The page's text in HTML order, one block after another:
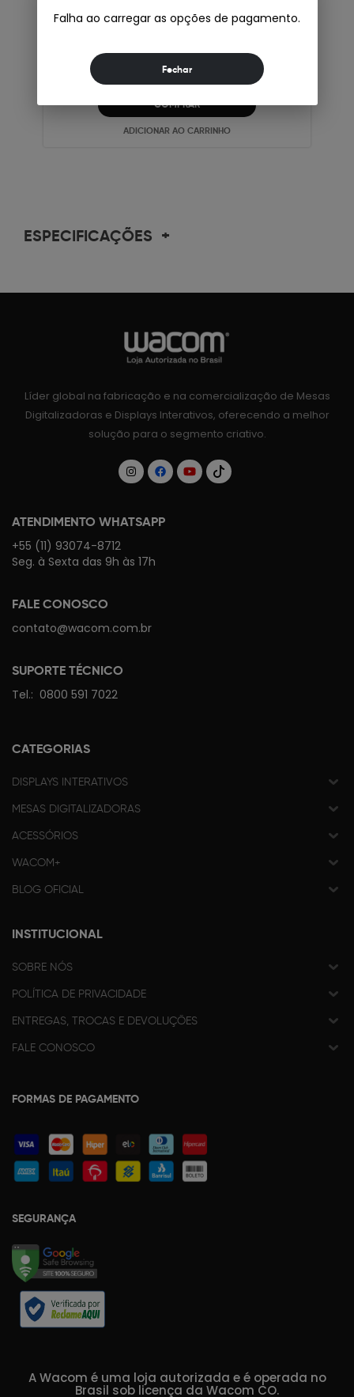
R$ 701,28à vista
COMPRAR
ADICIONAR AO CARRINHO
ESPECIFICAÇÕES +
Líder global na fabricação e na comercialização de Mesas
Digitalizadoras e Displays Interativos, oferecendo a melhor
solução para o segmento criativo.
ATENDIMENTO WHATSAPP
+55 (11) 93074-8712
Seg. à Sexta das 9h às 17h
FALE CONOSCO
contato@wacom.com.br
SUPORTE TÉCNICO
Tel.: 0800 591 7022
CATEGORIAS
DISPLAYS INTERATIVOS
MESAS DIGITALIZADORAS
ACESSÓRIOS
WACOM+
BLOG OFICIAL
INSTITUCIONAL
SOBRE NÓS
POLÍTICA DE PRIVACIDADE
ENTREGAS, TROCAS E DEVOLUÇÕES
FALE CONOSCO
FORMAS DE PAGAMENTO
SEGURANÇA
A Wacom é uma loja autorizada e é operada no
Brasil sob licença da Wacom CO.
Falha ao carregar as opções de pagamento.